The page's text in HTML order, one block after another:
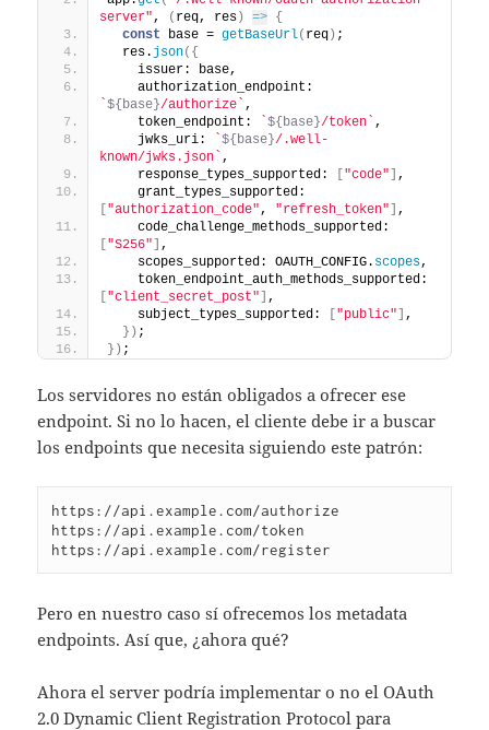
server", ( req, res) => {
const
base = getBaseUrl( req) ;
  res.
json( {
    issuer: base,
`${base}/authorize` ,
    token_endpoint:
`${base}/token` ,
    jwks_uri:
`${base}/.well-
known/jwks.json` ,
    response_types_supported:
["code"] ,
["authorization_code", "refresh_token"] ,
["S256"] ,
    scopes_supported: OAUTH_CONFIG.
scopes,
["client_secret_post"] ,
    subject_types_supported:
["public"] ,
} ) ;
} ) ;
Los servidores no están obligados a ofrecer ese
endpoint. Si no lo hacen, el cliente debe ir a buscar
los endpoints que necesita siguiendo este patrón:
https://api.example.com/authorize
https://api.example.com/token
Pero en nuestro caso sí ofrecemos los metadata
endpoints. Así que, ¿ahora qué?
Ahora el server podría implementar o no el OAuth
2.0 Dynamic Client Registration Protocol para